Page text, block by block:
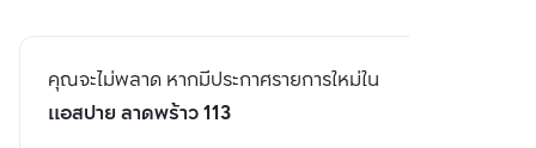
คุณจะไม่พลาด หากมีประกาศรายการใหม่ใน
แอสปาย ลาดพร้าว 113